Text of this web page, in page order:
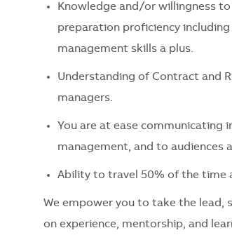
Knowledge and/or willingness to
preparation proficiency
management skills a plus.
Understanding of Contract and
managers.
You are at ease communicating
management, and to audiences
Ability to travel 50% of the time
We empower you to take the lead,
on experience, mentorship, and